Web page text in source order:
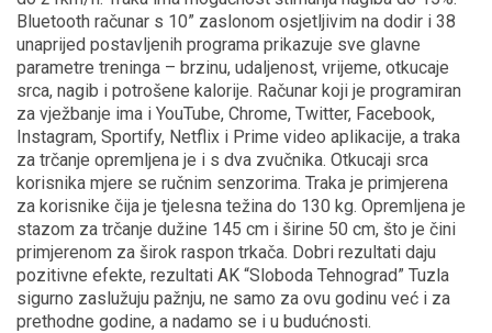
Bluetooth računar s 10” zaslonom osjetljivim na dodir i 38
unaprijed postavljenih programa prikazuje sve glavne
parametre treninga – brzinu, udaljenost, vrijeme, otkucaje
srca, nagib i potrošene kalorije. Računar koji je programiran
za vježbanje ima i YouTube, Chrome, Twitter, Facebook,
Instagram, Sportify, Netflix i Prime video aplikacije, a traka
za trčanje opremljena je i s dva zvučnika. Otkucaji srca
korisnika mjere se ručnim senzorima. Traka je primjerena
za korisnike čija je tjelesna težina do 130 kg. Opremljena je
stazom za trčanje dužine 145 cm i širine 50 cm, što je čini
primjerenom za širok raspon trkača. Dobri rezultati daju
pozitivne efekte, rezultati AK “Sloboda Tehnograd” Tuzla
sigurno zaslužuju pažnju, ne samo za ovu godinu već i za
prethodne godine, a nadamo se i u budućnosti.